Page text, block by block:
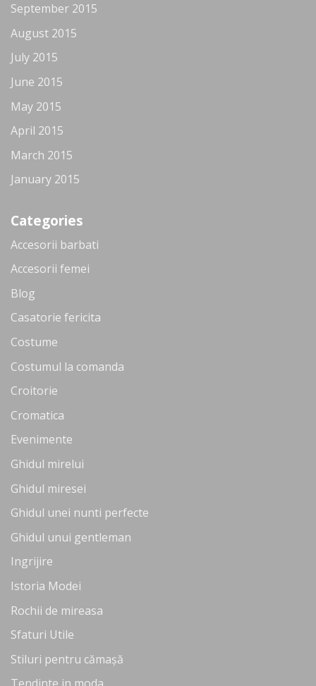
September 2015
August 2015
July 2015
June 2015
May 2015
April 2015
March 2015
January 2015
Categories
Accesorii barbati
Accesorii femei
Blog
Casatorie fericita
Costume
Costumul la comanda
Croitorie
Cromatica
Evenimente
Ghidul mirelui
Ghidul miresei
Ghidul unei nunti perfecte
Ghidul unui gentleman
Ingrijire
Istoria Modei
Rochii de mireasa
Sfaturi Utile
Stiluri pentru cămașă